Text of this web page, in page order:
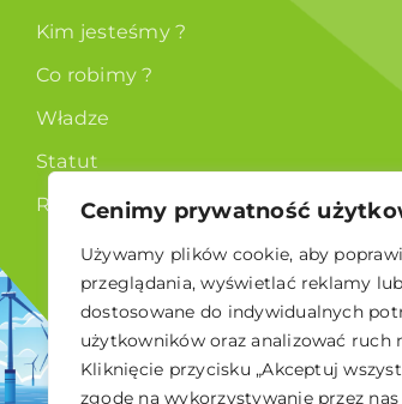
Cenimy prywatność
Używamy plików cookie, aby
przeglądania, wyświetlać reklamy
dostosowane do indywidualnych
użytkowników oraz analizować ruch
Kliknięcie przycisku „Akceptuj
zgodę na wykorzystywanie przez
Kim jesteśmy ?
Co robimy ?
Władze
Statut
RODO
© 2026 Polskie Stowarzyszenie Energetyki